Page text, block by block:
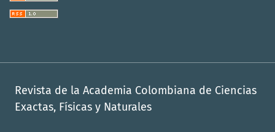
Revista de la Academia Colombiana de Ciencias
Exactas, Físicas y Naturales